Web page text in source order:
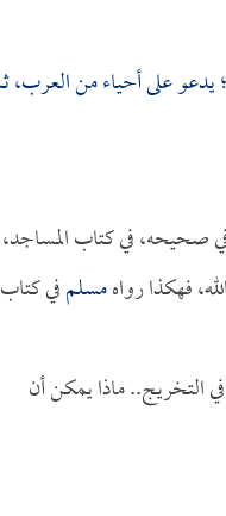
يدعو على أحياء من العرب،
صحيحه، في كتاب المساجد،
فهكذا رواهمسلمفي كتاب
التخريج.. ماذا يمكن أن